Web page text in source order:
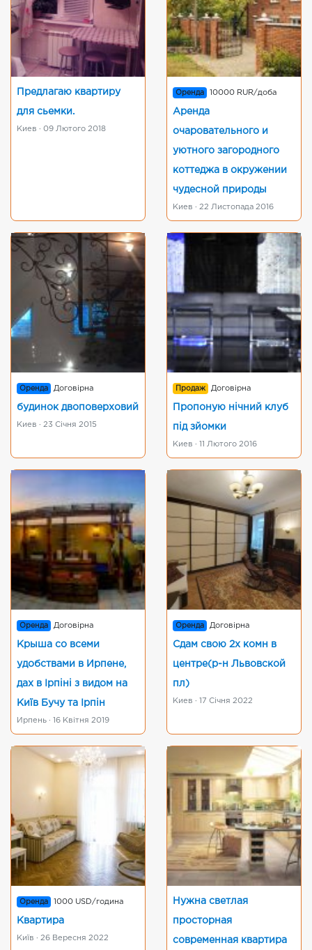
Предлагаю квартиру
для сьемки.
Киев · 09 Лютого 2018
Оренда 10000 RUR/доба
Аренда
очаровательного и
уютного загородного
коттеджа в окружении
чудесной природы
Киев · 22 Листопада 2016
Оренда Договірна
будинок двоповерховий
Киев · 23 Січня 2015
Продаж Договірна
Пропоную нічний клуб
під зйомки
Киев · 11 Лютого 2016
Оренда Договірна
Крыша со всеми
удобствами в Ирпене,
дах в Ірпіні з видом на
Київ Бучу та Ірпін
Ирпень · 16 Квітня 2019
Оренда Договірна
Сдам свою 2х комн в
центре(р-н Львовской
пл)
Киев · 17 Січня 2022
Оренда 1000 USD/година
Квартира
Київ · 26 Вересня 2022
Нужна светлая
просторная
современная квартира